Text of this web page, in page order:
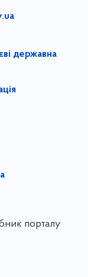
державна
порталу